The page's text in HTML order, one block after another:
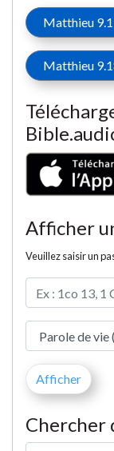
Matthieu
Matthieu
Afficher
Veuillez saisir un
Chercher